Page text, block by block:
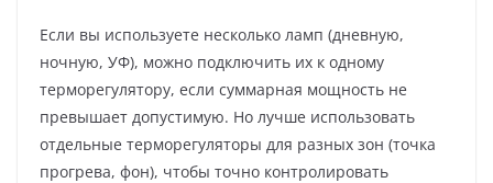
Если вы используете несколько ламп (дневную,
ночную, УФ), можно подключить их к одному
терморегулятору, если суммарная мощность не
превышает допустимую. Но лучше использовать
отдельные терморегуляторы для разных зон (точка
прогрева, фон), чтобы точно контролировать